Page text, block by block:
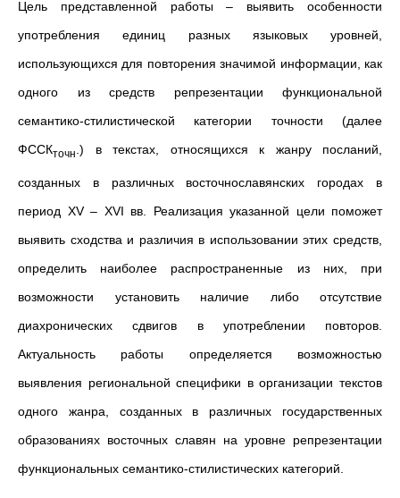
Цель представленной работы – выявить особенности
употребления единиц разных языковых уровней,
использующихся для повторения значимой информации, как
одного из средств репрезентации функциональной
семантико-стилистической категории точности (далее
ФССКточн .) в текстах, относящихся к жанру посланий,
созданных в различных восточнославянских городах в
период XV – XVI вв. Реализация указанной цели поможет
выявить сходства и различия в использовании этих средств,
определить наиболее распространенные из них, при
возможности установить наличие либо отсутствие
диахронических сдвигов в употреблении повторов.
Актуальность работы определяется возможностью
выявления региональной специфики в организации текстов
одного жанра, созданных в различных государственных
образованиях восточных славян на уровне репрезентации
функциональных семантико-стилистических категорий.